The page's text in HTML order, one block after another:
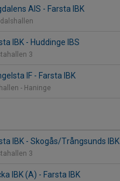
AIS - Farsta IBK
IBK - Huddinge IBS
3
IF - Farsta IBK
- Haninge
IBK - Skogås/Trångsunds IBK
3
IBK (A) - Farsta IBK